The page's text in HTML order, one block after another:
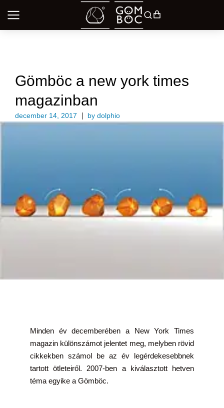
Gömböc a new york times
magazinban
december 14, 2017 by dolphio
Minden év decemberében a New York Times
magazin különszámot jelentet meg, melyben rövid
cikkekben számol be az év legérdekesebbnek
tartott ötleteiről. 2007-ben a kiválasztott hetven
téma egyike a Gömböc.